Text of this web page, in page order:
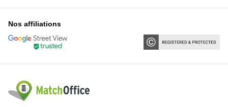
Nos affiliations